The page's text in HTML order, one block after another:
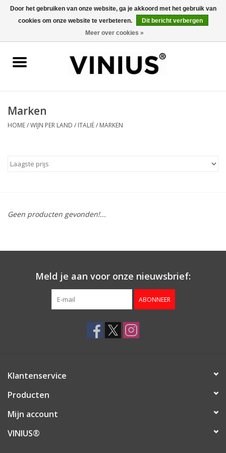
0 Artikelen - €0,00
Wijn per kleur/soort
Wijnproeverij
Wijnhuizen
Marken
HOME/WIJN PER LAND / ITALIË/ MARKEN
Geen producten gevonden!...
Meld je aan voor onze nieuwsbrief:
ABONNEER
Klantenservice
Producten
Mijn account
VINIUS®
Door het gebruiken van onze website, ga je akkoord met het gebruik van
cookies om onze website te verbeteren.
Dit bericht verbergen
Meer over cookies »